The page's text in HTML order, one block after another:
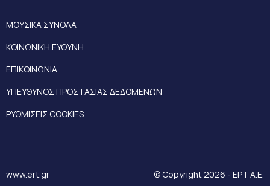
ΜΟΥΣΙΚΑ ΣΥΝΟΛΑ
ΚΟΙΝΩΝΙΚΗ ΕΥΘΥΝΗ
ΕΠΙΚΟΙΝΩΝΙΑ
ΥΠΕΥΘΥΝΟΣ ΠΡΟΣΤΑΣΙΑΣ ΔΕΔΟΜΕΝΩΝ
ΡΥΘΜΙΣΕΙΣ COOKIES
www.ert.gr © Copyright 2026 - ΕΡΤ Α.Ε.